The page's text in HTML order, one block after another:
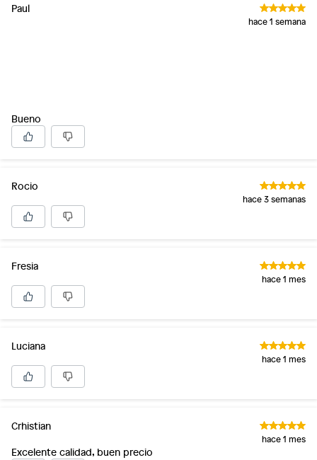
Paul
hace 1 semana
Bueno
Rocio
hace 3 semanas
Fresia
hace 1 mes
Luciana
hace 1 mes
Crhistian
hace 1 mes
Excelente calidad, buen precio